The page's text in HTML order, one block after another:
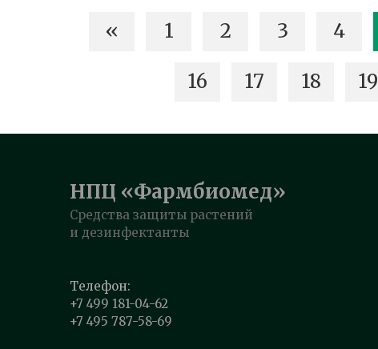
« 1 2 3 4
16 17 18 19
НПЦ «Фармбиомед»
Средства защиты растений
и дезинфектанты
Телефон:
+7 499 181-04-62
+7 495 787-58-69